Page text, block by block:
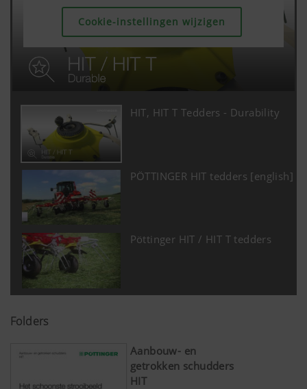
Cookie-instellingen wijzigen
HIT, HIT T Tedders - Durability
PÖTTINGER HIT tedders [english]
Pöttinger HIT / HIT T tedders
Folders
Aanbouw- en
getrokken schudders
HIT